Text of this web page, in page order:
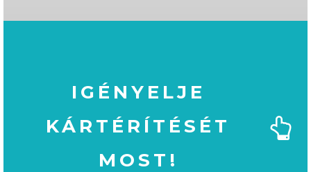
IGÉNYELJE
KÁRTÉRÍTÉSÉT
MOST!